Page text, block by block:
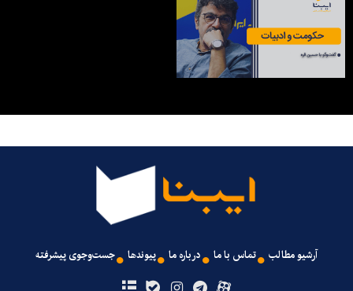
آرشیو مطالب تماس با ما درباره ما پیوندها جست‌وجوی پیشرفته